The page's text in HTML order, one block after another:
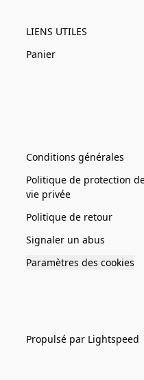
LIENS UTILES
Panier
Conditions générales
Politique de protection
vie privée
Politique de retour
Signaler un abus
Paramètres des cookies
Propulsé par Lightspeed